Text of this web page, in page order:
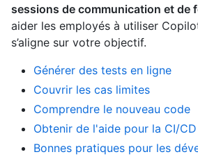
sessions de communication et de
aider les employés à utiliser
s’aligne sur votre objectif.
Générer des tests en ligne
Couvrir les cas limites
Comprendre le nouveau code
Obtenir de l'aide pour la CI/CD
Bonnes pratiques pour les